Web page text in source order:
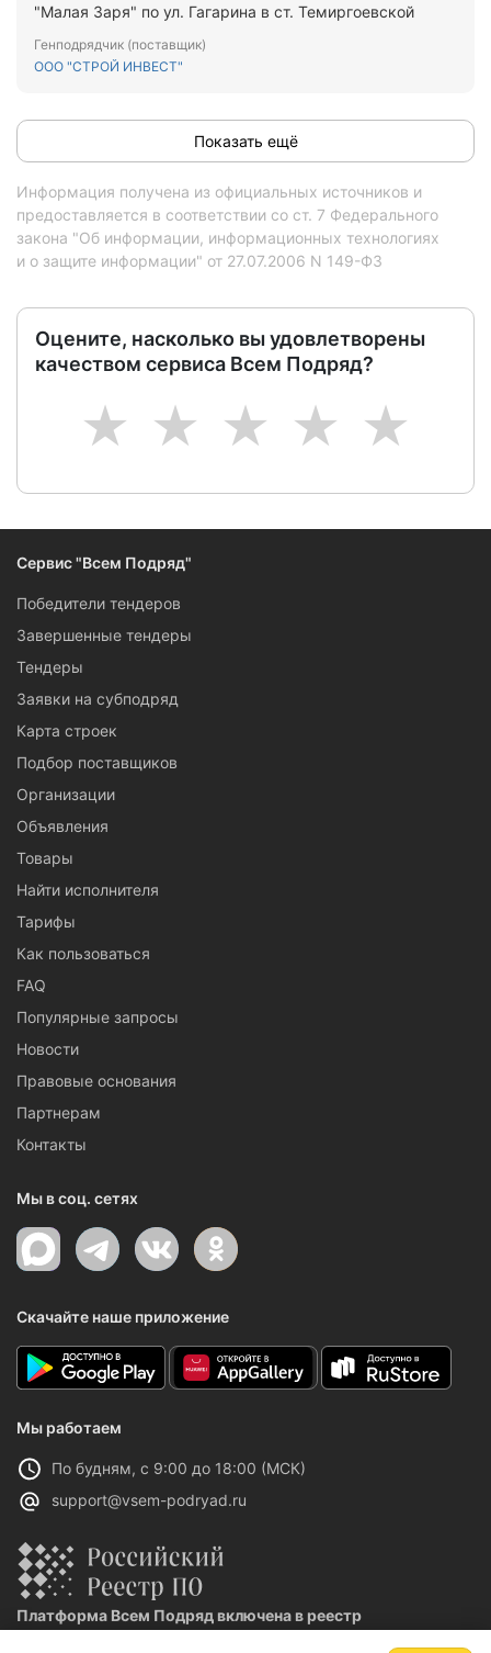
"Малая Заря" по ул. Гагарина в ст. Темиргоевской
Генподрядчик (поставщик)
ООО "СТРОЙ ИНВЕСТ"
Показать ещё
Информация получена из официальных источников и
предоставляется в соответствии со ст. 7 Федерального
закона "Об информации, информационных технологиях
и о защите информации" от 27.07.2006 N 149-ФЗ
Оцените, насколько вы удовлетворены
качеством сервиса Всем Подряд?
5
4
3
2
1
Сервис "Всем Подряд"
Победители тендеров
Завершенные тендеры
Тендеры
Заявки на субподряд
Карта строек
Подбор поставщиков
Организации
Объявления
Товары
Найти исполнителя
Тарифы
Как пользоваться
FAQ
Популярные запросы
Новости
Правовые основания
Партнерам
Контакты
Мы в соц. сетях
Скачайте наше приложение
Мы работаем
По будням, с 9:00 до 18:00 (МСК)
support@vsem-podryad.ru
Платформа Всем Подряд включена в реестр